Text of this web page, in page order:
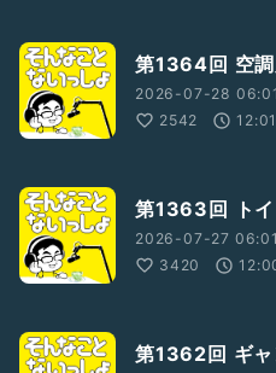
第1364回 空
2026-07-28
2542
12:01
第1363回 ト
2026-07-27
3420
第1362回 ギ